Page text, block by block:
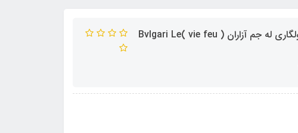
ادکلن فرنچ اونیو مدل وی فیو اف ای پاریس رایحه بولگاری له جم آزاران ( vie feu )Bvlgari Le